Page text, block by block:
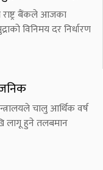
बैंकले आजका
विनिमय दर निर्धारण
चालु आर्थिक वर्ष
लागू हुने तलबमान